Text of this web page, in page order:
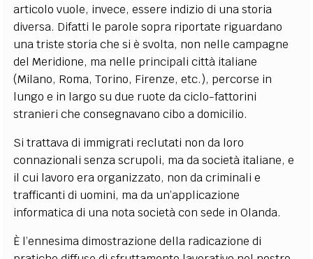
articolo vuole, invece, essere indizio di una storia
diversa. Difatti le parole sopra riportate riguardano
una triste storia che si è svolta, non nelle campagne
del Meridione, ma nelle principali città italiane
(Milano, Roma, Torino, Firenze, etc.), percorse in
lungo e in largo su due ruote da ciclo-fattorini
stranieri che consegnavano cibo a domicilio.
Si trattava di immigrati reclutati non da loro
connazionali senza scrupoli, ma da società italiane, e
il cui lavoro era organizzato, non da criminali e
trafficanti di uomini, ma da un’applicazione
informatica di una nota società con sede in Olanda.
È l’ennesima dimostrazione della radicazione di